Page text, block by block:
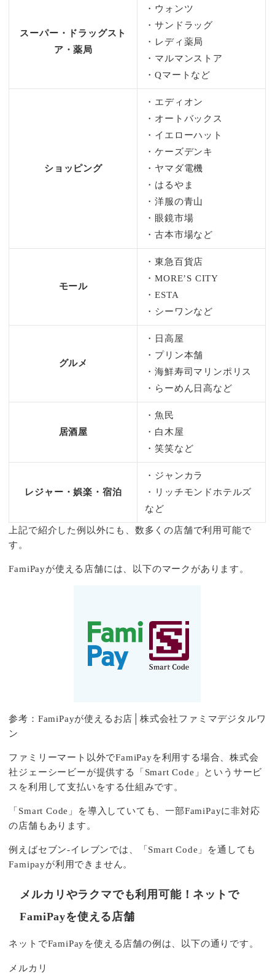
スーパー・ドラッグスト
ア・薬局
・ウォンツ
・サンドラッグ
・レディ薬局
・マルマンストア
・Qマートなど
ショッピング
・エディオン
・オートバックス
・イエローハット
・ケーズデンキ
・ヤマダ電機
・はるやま
・洋服の青山
・眼鏡市場
・古本市場など
モール
・東急百貨店
・MORE’S CITY
・ESTA
・シーワンなど
グルメ
・日高屋
・プリン本舗
・海鮮寿司マリンポリス
・らーめん日高など
居酒屋
・魚民
・白木屋
・笑笑など
レジャー・娯楽・宿泊
・ジャンカラ
・リッチモンドホテルズ
など
上記で紹介した例以外にも、数多くの店舗で利用可能で
す。
FamiPayが使える店舗には、以下のマークがあります。
参考： FamiPayが使えるお店│株式会社ファミマデジタルワ
ン
ファミリーマート以外でFamiPayを利用する場合、株式会
社ジェーシービーが提供する「Smart Code」というサービ
スを利用して支払いをする仕組みです。
「Smart Code」を導入していても、一部FamiPayに非対応
の店舗もあります。
例えばセブン-イレブンでは、「Smart Code」を通しても
Famipayが利用できません。
メルカリやラクマでも利用可能！ネットで
FamiPayを使える店舗
ネットでFamiPayを使える店舗の例は、以下の通りです。
メルカリ